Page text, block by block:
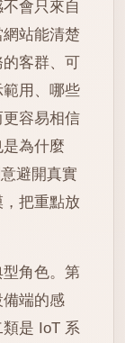
會只來自
站能清楚
客群、可
用、哪些
容易相信
為什麼
避開真實
把重點放
角色。第
端的感
是 IoT 系